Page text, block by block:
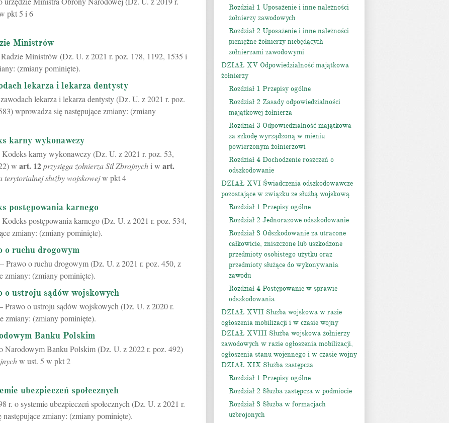
pkt 5 i 6
Ministrów
Ministrów (Dz. U. z 2021 r. poz. 178, 1192, 1535 i
(zmiany pominięte).
lekarza i lekarza dentysty
lekarza i lekarza dentysty (Dz. U. z 2021 r. poz.
wprowadza się następujące zmiany: (zmiany
karny wykonawczy
karny wykonawczy (Dz. U. z 2021 r. poz. 53,
w art. 12przysięga żołnierza Sił Zbrojnych i w art.
terytorialnej służby wojskowejw pkt 4
postępowania karnego
postępowania karnego (Dz. U. z 2021 r. poz. 534,
zmiany: (zmiany pominięte).
o ruchu drogowym
Prawo o ruchu drogowym (Dz. U. z 2021 r. poz. 450, z
zmiany: (zmiany pominięte).
ustroju sądów wojskowych
Prawo o ustroju sądów wojskowych (Dz. U. z 2020 r.
zmiany: (zmiany pominięte).
Banku Polskim
Narodowym Banku Polskim (Dz. U. z 2022 r. poz. 492)
w ust. 5 w pkt 2
ubezpieczeń społecznych
r. o systemie ubezpieczeń społecznych (Dz. U. z 2021 r.
zmiany: (zmiany pominięte).
Rozdział 1 Uposażenie i inne należności
żołnierzy zawodowych
Rozdział 2 Uposażenie i inne należności
pieniężne żołnierzy niebędących
żołnierzami zawodowymi
DZIAŁ XV Odpowiedzialność majątkowa
żołnierzy
Rozdział 1 Przepisy ogólne
Rozdział 2 Zasady odpowiedzialności
majątkowej żołnierza
Rozdział 3 Odpowiedzialność majątkowa
za szkodę wyrządzoną w mieniu
powierzonym żołnierzowi
Rozdział 4 Dochodzenie roszczeń o
odszkodowanie
DZIAŁ XVI Świadczenia odszkodowawcze
pozostające w związku ze służbą wojskową
Rozdział 1 Przepisy ogólne
Rozdział 2 Jednorazowe odszkodowanie
Rozdział 3 Odszkodowanie za utracone
całkowicie, zniszczone lub uszkodzone
przedmioty osobistego użytku oraz
przedmioty służące do wykonywania
zawodu
Rozdział 4 Postępowanie w sprawie
odszkodowania
DZIAŁ XVII Służba wojskowa w razie
ogłoszenia mobilizacji i w czasie wojny
DZIAŁ XVIII Służba wojskowa żołnierzy
zawodowych w razie ogłoszenia mobilizacji,
ogłoszenia stanu wojennego i w czasie wojny
DZIAŁ XIX Służba zastępcza
Rozdział 1 Przepisy ogólne
Rozdział 2 Służba zastępcza w podmiocie
Rozdział 3 Służba w formacjach
uzbrojonych